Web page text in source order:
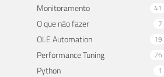
Monitoramento 41
O que não fazer 7
OLE Automation 19
Performance Tuning 26
Python 1